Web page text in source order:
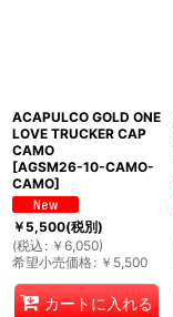
ACAPULCO GOLD ONE
LOVE TRUCKER CAP
CAMO
[AGSM26-10-CAMO-
CAMO]
￥5,500(税別)
(税込 : ￥ 6,050)
希望小売価格: ￥ 5,500
カートに入れる